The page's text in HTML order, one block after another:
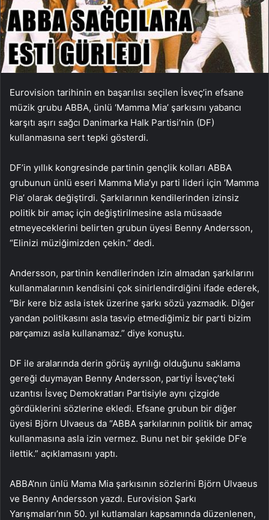
Eurovision tarihinin en başarılısı seçilen İsveç’in efsane
müzik grubu ABBA, ünlü ‘Mamma Mia’ şarkısını yabancı
karşıtı aşırı sağcı Danimarka Halk Partisi’nin (DF)
kullanmasına sert tepki gösterdi.
DF’in yıllık kongresinde partinin gençlik kolları ABBA
grubunun ünlü eseri Mamma Mia’yı parti lideri için ‘Mamma
Pia’ olarak değiştirdi. Şarkılarının kendilerinden izinsiz
politik bir amaç için değiştirilmesine asla müsaade
etmeyeceklerini belirten grubun üyesi Benny Andersson,
“Elinizi müziğimizden çekin.” dedi.
Andersson, partinin kendilerinden izin almadan şarkılarını
kullanmalarının kendisini çok sinirlendirdiğini ifade ederek,
“Bir kere biz asla istek üzerine şarkı sözü yazmadık. Diğer
yandan politikasını asla tasvip etmediğimiz bir parti bizim
parçamızı asla kullanamaz.” diye konuştu.
DF ile aralarında derin görüş ayrılığı olduğunu saklama
gereği duymayan Benny Andersson, partiyi İsveç’teki
uzantısı İsveç Demokratları Partisiyle aynı çizgide
gördüklerini sözlerine ekledi. Efsane grubun bir diğer
üyesi Björn Ulvaeus da “ABBA şarkılarının politik bir amaç
kullanmasına asla izin vermez. Bunu net bir şekilde DF’e
ilettik.” açıklamasını yaptı.
ABBA’nın ünlü Mama Mia şarkısının sözlerini Björn Ulvaeus
ve Benny Andersson yazdı. Eurovision Şarkı
Yarışmaları’nın 50. yıl kutlamaları kapsamında düzenlenen,